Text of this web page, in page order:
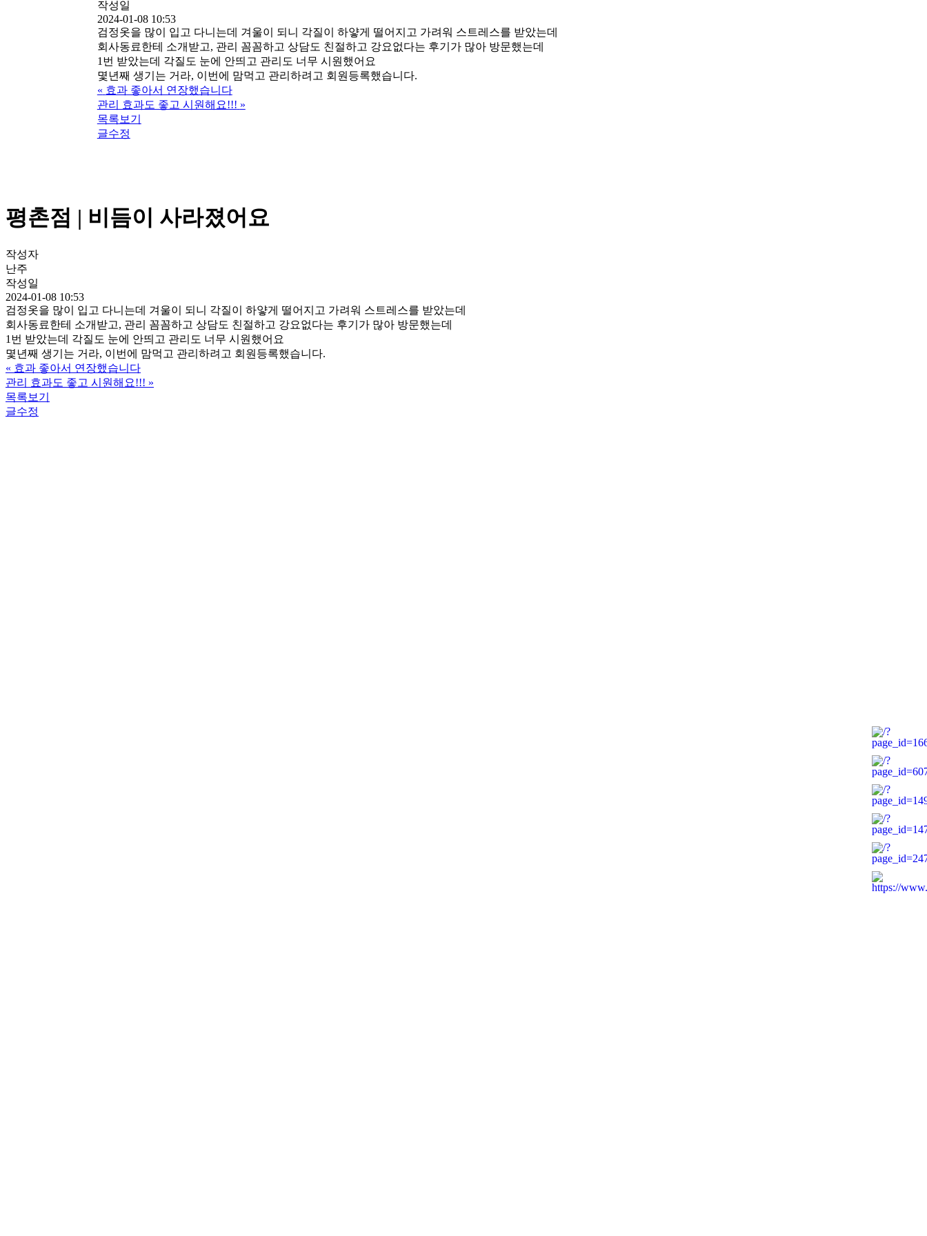
작성일
2024-01-08 10:53
검정옷을 많이 입고 다니는데 겨울이 되니 각질이 하얗게 떨어지고 가려워 스트레스를 받았는데
회사동료한테 소개받고, 관리 꼼꼼하고 상담도 친절하고 강요없다는 후기가 많아 방문했는데
1번 받았는데 각질도 눈에 안띄고 관리도 너무 시원했어요
몇년째 생기는 거라, 이번에 맘먹고 관리하려고 회원등록했습니다.
« 효과 좋아서 연장했습니다
관리 효과도 좋고 시원해요!!! »
목록보기
글수정
평촌점 | 비듬이 사라졌어요
작성자
난주
작성일
2024-01-08 10:53
검정옷을 많이 입고 다니는데 겨울이 되니 각질이 하얗게 떨어지고 가려워 스트레스를 받았는데
회사동료한테 소개받고, 관리 꼼꼼하고 상담도 친절하고 강요없다는 후기가 많아 방문했는데
1번 받았는데 각질도 눈에 안띄고 관리도 너무 시원했어요
몇년째 생기는 거라, 이번에 맘먹고 관리하려고 회원등록했습니다.
« 효과 좋아서 연장했습니다
관리 효과도 좋고 시원해요!!! »
목록보기
글수정